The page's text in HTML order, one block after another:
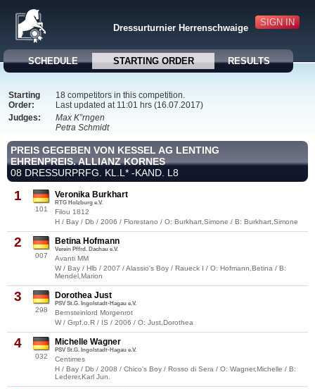
SIGN IN
Dressurturnier Herrenschwaige
SCHEDULE STARTING ORDER RESULTS
Starting
Order:
18 competitors in this competition.
Last updated at 11:01 hrs (16.07.2017)
Judges:
Max K”rngen
Petra Schmidt
PREIS GEGEBEN VON KESSEL AG LENTING
EHRENPREIS. ALLIANZ KORNES
08 DRESSURPRFG. KL.L* -KAND. L8
1
101
Veronika Burkhart
RTG Holzburg e.V.
Filou 1812
H / Bay / Db / 2006 / Florestano / O: Burkhart,Simone / B: Burkhart,Simone
2
007
Betina Hofmann
Verein Pffrd. Dachau e.V.
Avanti MM
W / Bay / Hlb / 2007 / Alassio's Boy / Raueck I / O: Hofmann,Betina / B:
Mendel,Marion
3
298
Dorothea Just
PSV St.G. Ingolstadt-Hagau e.V.
Bernsteinlord Morgenrot
W / Grpf.o.R / IS / 2006 / O: Just,Dorothea
4
032
Michelle Wagner
PSV St.G. Ingolstadt-Hagau e.V.
Centimes
H / Bay / Db / 2008 / Chico's Boy / Rosso di Sera / O: Wagner,Michelle / B:
Lederer,Karl Jun.